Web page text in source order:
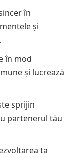
în
și
în mod
și lucrează
sprijin
partenerul tău
ta